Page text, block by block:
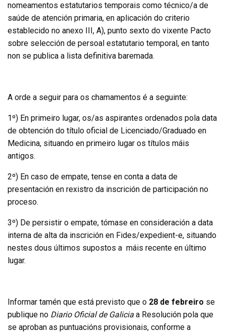
nomeamentos estatutarios temporais como técnico/a de
saúde de atención primaria, en aplicación do criterio
establecido no anexo III, A), punto sexto do vixente Pacto
sobre selección de persoal estatutario temporal, en tanto
non se publica a lista definitiva baremada.
A orde a seguir para os chamamentos é a seguinte:
1º) En primeiro lugar, os/as aspirantes ordenados pola data
de obtención do título oficial de Licenciado/Graduado en
Medicina, situando en primeiro lugar os títulos máis
antigos.
2º) En caso de empate, tense en conta a data de
presentación en rexistro da inscrición de participación no
proceso.
3º) De persistir o empate, tómase en consideración a data
interna de alta da inscrición en Fides/expedient-e, situando
nestes dous últimos supostos a máis recente en último
lugar.
Informar tamén que está previsto que o 28 de febreiro se
publique no Diario Oficial de Galicia a Resolución pola que
se aproban as puntuacións provisionais, conforme a